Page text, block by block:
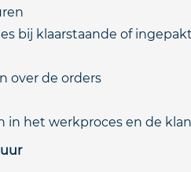
bij klaarstaande of
over de orders
in het werkproces en de